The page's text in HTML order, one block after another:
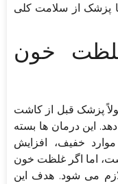
پزشک از سلامت کلی
خون
پزشک قبل از کاشت
این درمان ها بسته
خفیف، افزایش
اما اگر غلظت خون
می شود. هدف این